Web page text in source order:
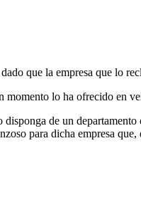
que la empresa que lo
lo ha ofrecido en
de un
para dicha empresa